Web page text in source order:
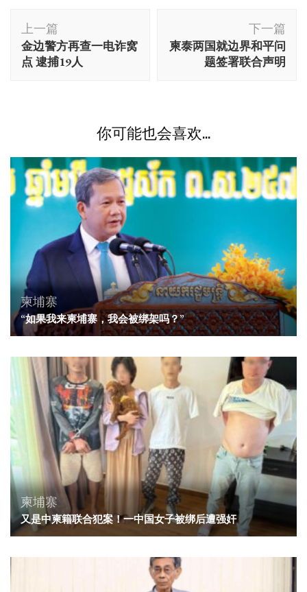
博
文
导
上一篇
金边警方再查一电诈窝
点 逮捕19人
下一篇
柬泰两国就边界和平问
题签署联合声明
你可能也会喜欢...
柬埔寨
“如果我来柬埔寨，我会被绑架吗？”
柬埔寨
又是中柬籍联合犯案！一中国女子被绑后遭强奸